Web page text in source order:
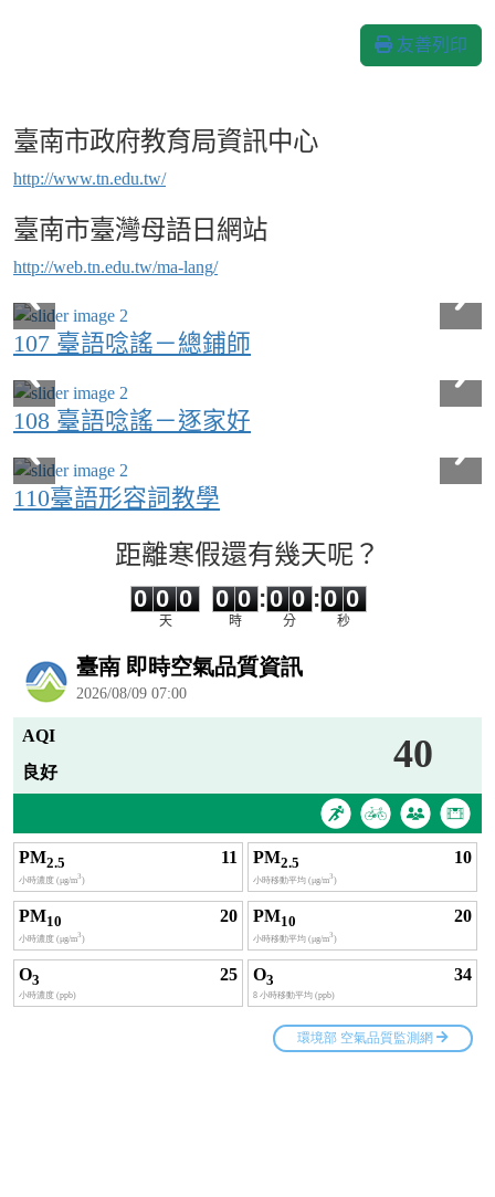
友善列印
臺南市政府教育局資訊中心
http://www.tn.edu.tw/
臺南市臺灣母語日網站
http://web.tn.edu.tw/ma-lang/
107 臺語唸謠－總鋪師
108 臺語唸謠－逐家好
110臺語形容詞教學
距離寒假還有幾天呢？
0
0
0
0
0
0
天
0
0
0
0
時
:
0
0
0
0
分
:
0
0
0
0
秒